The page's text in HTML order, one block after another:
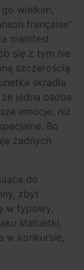
wielkim,
française”
manifest
się z tym nie
szczerością
skradła
jedna osoba
emocje, niż
Bo
żadnych
do
zbyt
w typowy,
statuetki,
w konkursie,